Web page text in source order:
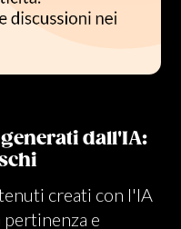
dall'IA:
creati con l'IA
pertinenza e